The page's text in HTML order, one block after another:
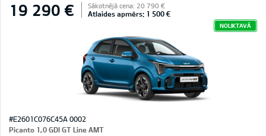
19 290 € Sākotnējā cena: 20 790 €
Atlaides apmērs: 1 500 €
NOLIKTAVĀ
#E2601C076C45A 0002
Picanto 1,0 GDI GT Line AMT